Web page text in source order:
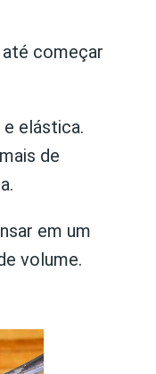
começar
elástica.
de
em um
volume.